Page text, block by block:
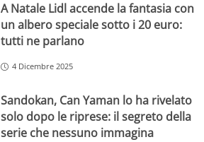
A Natale Lidl accende la fantasia con
un albero speciale sotto i 20 euro:
tutti ne parlano
4 Dicembre 2025
Sandokan, Can Yaman lo ha rivelato
solo dopo le riprese: il segreto della
serie che nessuno immagina